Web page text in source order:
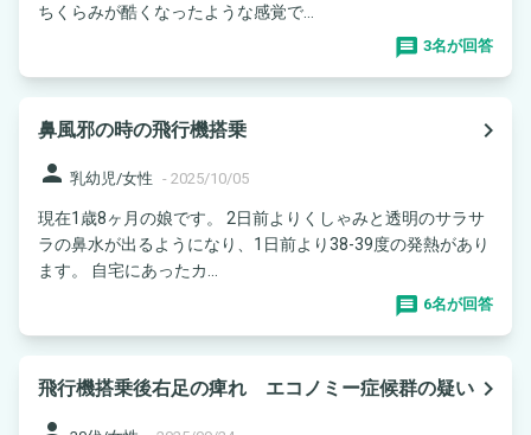
ちくらみが酷くなったような感覚で...
3名が回答
鼻風邪の時の飛行機搭乗
navigate_next
person 乳幼児/女性 - 2025/10/05
現在1歳8ヶ月の娘です。 2日前よりくしゃみと透明のサラサ
ラの鼻水が出るようになり、1日前より38-39度の発熱があり
ます。 自宅にあったカ...
6名が回答
飛行機搭乗後右足の痺れ エコノミー症候群の疑い navigate_next